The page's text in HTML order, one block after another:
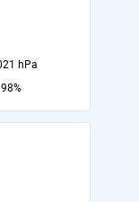
hPa
98%